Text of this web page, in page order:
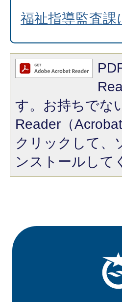
福祉指導監査課
す。お持ちでな
Reader（
クリックして、
ンストールして